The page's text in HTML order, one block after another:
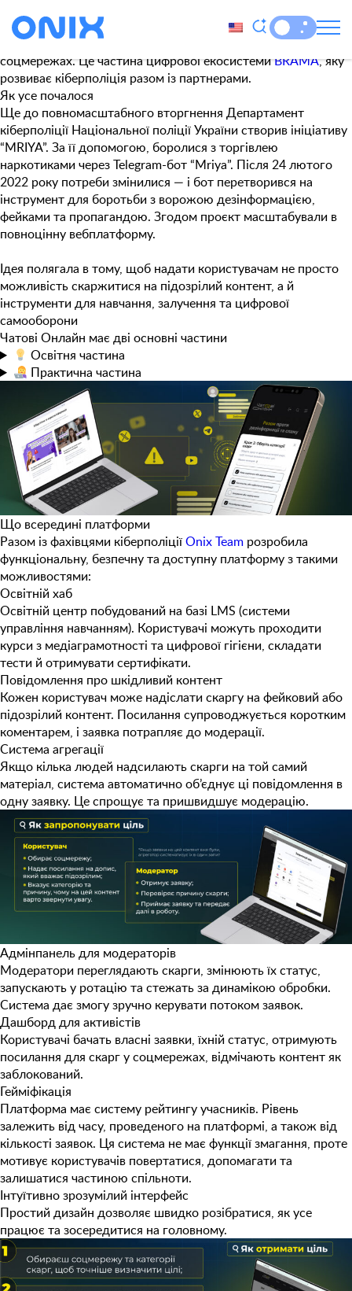
Чатові Онлайн— платформа, яка допомагає боротися з
фейками, кібербулінгом і шкідливим контентом у
соцмережах. Це частина цифрової екосистемиBRAMA, яку
розвиває кіберполіція разом із партнерами.
Як усе почалося
Ще до повномасштабного вторгнення Департамент
кіберполіції Національної поліції України створив ініціативу
“MRIYA”. За її допомогою, боролися з торгівлею
наркотиками через Telegram-бот “Mriya”. Після 24 лютого
2022 року потреби змінилися — і бот перетворився на
інструмент для боротьби з ворожою дезінформацією,
фейками та пропагандою. Згодом проєкт масштабували в
повноцінну вебплатформу.
Ідея полягала в тому, щоб надати користувачам не просто
можливість скаржитися на підозрілий контент, а й
інструменти для навчання, залучення та цифрової
самооборони
Чатові Онлайн має дві основні частини
Освітня частина
Практична частина
Що всередині платформи
Разом із фахівцями кіберполіціїOnix Team розробила
функціональну, безпечну та доступну платформу з такими
можливостями:
Освітній хаб
Освітній центр побудований на базі LMS (системи
управління навчанням). Користувачі можуть проходити
курси з медіаграмотності та цифрової гігієни, складати
тести й отримувати сертифікати.
Повідомлення про шкідливий контент
Кожен користувач може надіслати скаргу на фейковий або
підозрілий контент. Посилання супроводжується коротким
коментарем, і заявка потрапляє до модерації.
Система агрегації
Якщо кілька людей надсилають скарги на той самий
матеріал, система автоматично об’єднує ці повідомлення в
одну заявку. Це спрощує та пришвидшує модерацію.
Адмінпанель для модераторів
Модератори переглядають скарги, змінюють їх статус,
запускають у ротацію та стежать за динамікою обробки.
Система дає змогу зручно керувати потоком заявок.
Дашборд для активістів
Користувачі бачать власні заявки, їхній статус, отримують
посилання для скарг у соцмережах, відмічають контент як
заблокований.
Гейміфікація
Платформа має систему рейтингу учасників. Рівень
залежить від часу, проведеного на платформі, а також від
кількості заявок. Ця система не має функції змагання, проте
мотивує користувачів повертатися, допомагати та
залишатися частиною спільноти.
Інтуїтивно зрозумілий інтерфейс
Простий дизайн дозволяє швидко розібратися, як усе
працює та зосередитися на головному.